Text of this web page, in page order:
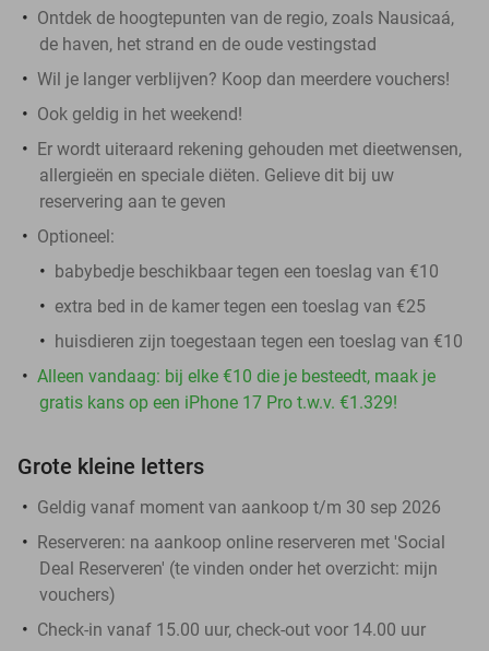
Ontdek de hoogtepunten van de regio, zoals Nausicaá,
de haven, het strand en de oude vestingstad
Wil je langer verblijven? Koop dan meerdere vouchers!
Ook geldig in het weekend!
Er wordt uiteraard rekening gehouden met dieetwensen,
allergieën en speciale diëten. Gelieve dit bij uw
reservering aan te geven
Optioneel:
babybedje beschikbaar tegen een toeslag van €10
extra bed in de kamer tegen een toeslag van €25
huisdieren zijn toegestaan tegen een toeslag van €10
Alleen vandaag: bij elke €10 die je besteedt, maak je
gratis kans op een iPhone 17 Pro t.w.v. €1.329!
Grote kleine letters
Geldig vanaf moment van aankoop t/m 30 sep 2026
Reserveren: na aankoop online reserveren met 'Social
Deal Reserveren' (te vinden onder het overzicht: mijn
vouchers)
Check-in vanaf 15.00 uur, check-out voor 14.00 uur